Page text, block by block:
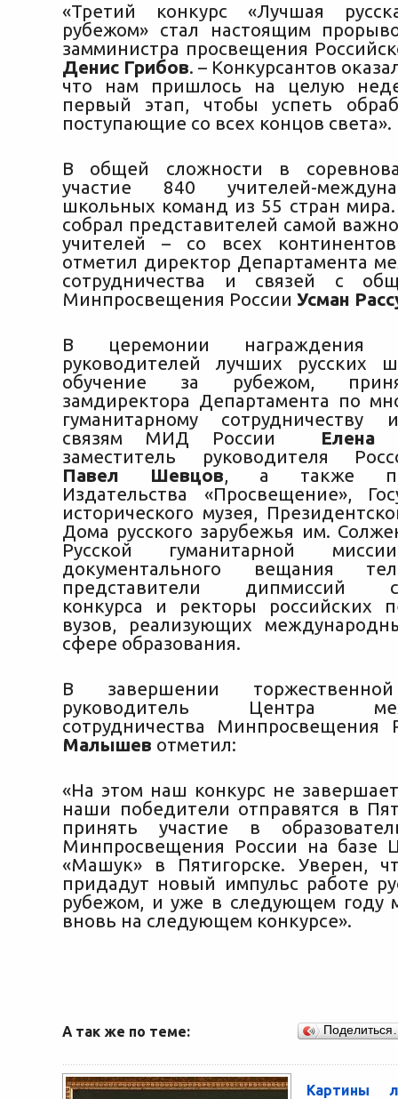
«Третий конкурс «Лучшая
рубежом» стал настоящим
замминистра просвещения
Денис Грибов. – Конкурсантов
что нам пришлось на целую
первый этап, чтобы успеть
поступающие со всех концов света».
В общей сложности в
участие 840 учителей-
школьных команд из 55 стран
собрал представителей самой
учителей – со всех
отметил директор Департамента
сотрудничества и связей с
Минпросвещения России Усман
В церемонии награждения
руководителей лучших русских
обучение за рубежом,
замдиректора Департамента по
гуманитарному сотрудничеству
связям МИД России
Елена
заместитель руководителя
Павел Шевцов, а также
Издательства «Просвещение»,
исторического музея,
Дома русского зарубежья им.
Русской гуманитарной
документального вещания
представители дипмиссий
конкурса и ректоры российских
вузов, реализующих
сфере образования.
В завершении
руководитель Центра
сотрудничества Минпросвещения
Малышев отметил:
«На этом наш конкурс не
наши победители отправятся в
принять участие в
Минпросвещения России на базе
«Машук» в Пятигорске. Уверен,
придадут новый импульс работе
рубежом, и уже в следующем году
вновь на следующем конкурсе».
А так же по теме:
Картины